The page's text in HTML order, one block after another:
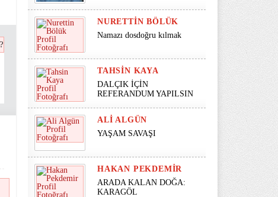
NURETTIN BÖLÜK
Namazı dosdoğru kılmak
TAHSIN KAYA
DALÇIK İÇİN
REFERANDUM YAPILSIN
ALI ALGÜN
YAŞAM SAVAŞI
HAKAN PEKDEMIR
ARADA KALAN DOĞA:
KARAGÖL